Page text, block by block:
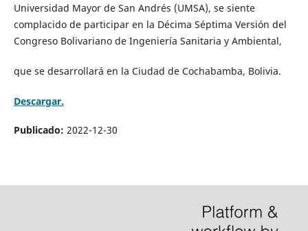
Universidad Mayor de San Andrés (UMSA), se siente
complacido de participar en la Décima Séptima Versión del
Congreso Bolivariano de Ingeniería Sanitaria y Ambiental,
que se desarrollará en la Ciudad de Cochabamba, Bolivia.
Descargar.
Publicado: 2022-12-30